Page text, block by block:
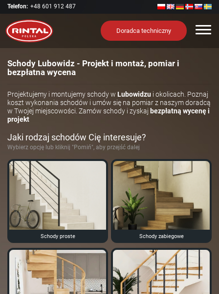
Telefon: +48 601 912 487
Doradca techniczny
Schody Lubowidz - Projekt i montaż, pomiar i
bezpłatna wycena
Projektujemy i montujemy schody w Lubowidzu i okolicach. Poznaj
koszt wykonania schodów i umów się na pomiar z naszym doradcą
w Twojej miejscowości. Zamów schody i zyskaj bezpłatną wycenę i
projekt
Jaki rodzaj schodów Cię interesuje?
Wybierz opcję lub kliknij "Pomiń", aby przejść dalej
Schody proste Schody zabiegowe